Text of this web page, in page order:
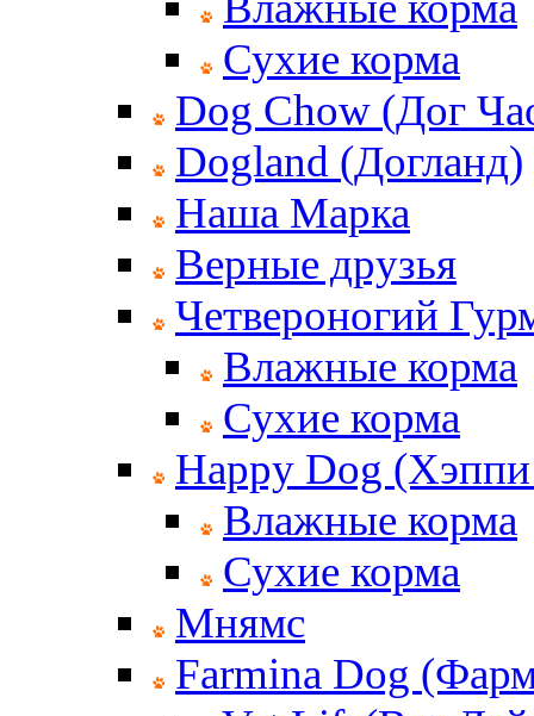
Сухие корма
Dog Chow (Дог
Dogland (Догланд)
Наша Марка
Верные друзья
Четвероногий
Влажные корма
Сухие корма
Happy Dog
Влажные корма
Сухие корма
Мнямс
Farmina Dog